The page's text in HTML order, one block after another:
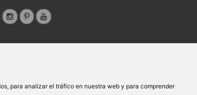
para analizar el tráfico en nuestra web y para comprender